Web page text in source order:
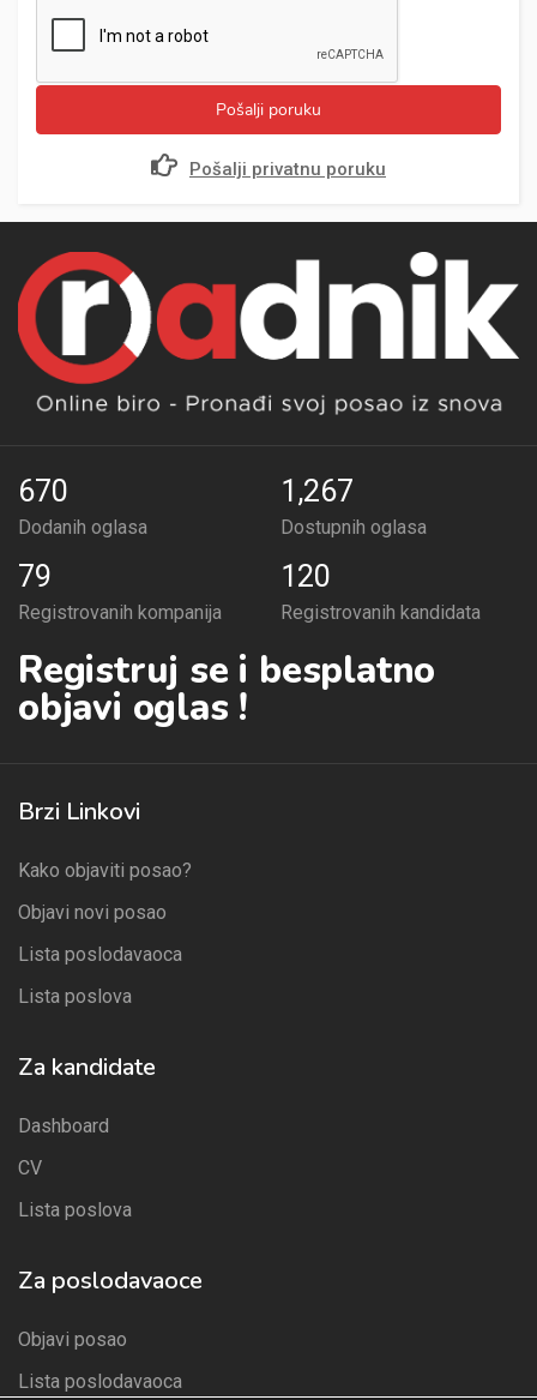
Pošalji poruku
Pošalji privatnu poruku
670
Dodanih oglasa
1,267
Dostupnih oglasa
79
Registrovanih kompanija
120
Registrovanih kandidata
Registruj se i besplatno
objavi oglas !
Brzi Linkovi
Kako objaviti posao?
Objavi novi posao
Lista poslodavaoca
Lista poslova
Za kandidate
Dashboard
CV
Lista poslova
Za poslodavaoce
Objavi posao
Lista poslodavaoca